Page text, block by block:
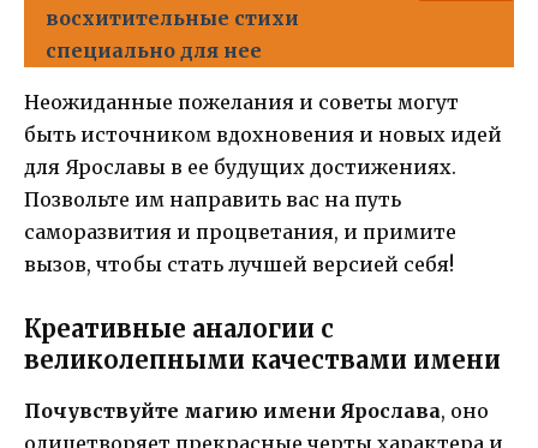
восхитительные стихи
специально для нее
Неожиданные пожелания и советы могут
быть источником вдохновения и новых идей
для Ярославы в ее будущих достижениях.
Позвольте им направить вас на путь
саморазвития и процветания, и примите
вызов, чтобы стать лучшей версией себя!
Креативные аналогии с
великолепными качествами имени
Почувствуйте магию имени Ярослава, оно